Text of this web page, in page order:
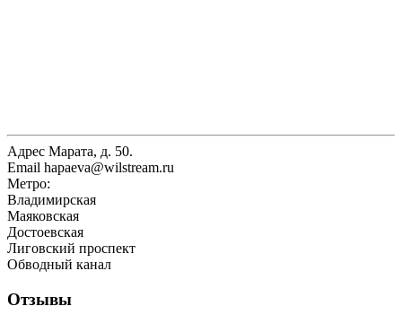
Адрес Марата, д. 50.
Email hapaeva@wilstream.ru
Метро:
Владимирская
Маяковская
Достоевская
Лиговский проспект
Обводный канал
Отзывы